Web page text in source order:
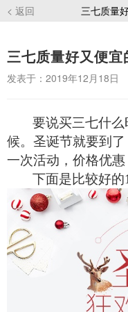
< 返回
三七质量好又便
发表于：2019年12月18日
要说买三七什
候。圣诞节就要到
一次活动，价格优惠
下面是比较好的